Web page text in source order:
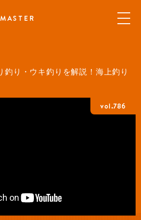
釣り・ウキ釣りを解説！海上釣り
vol.786